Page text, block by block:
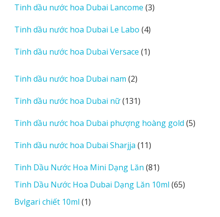
phẩm
Tinh dầu nước hoa Dubai Lancome 33
Tinh dầu nước hoa Dubai Le Labo 44
phẩm
Tinh dầu nước hoa Dubai Versace 11
Tinh dầu nước hoa Dubai nam 22
phẩm
Tinh dầu nước hoa Dubai nữ 131131
phẩm
Tinh dầu nước hoa Dubai phượng hoàng gold 55
Tinh dầu nước hoa Dubai Sharjja 1111
phẩm
Tinh Dầu Nước Hoa Mini Dạng Lăn 8181
sản
phẩm
Tinh Dầu Nước Hoa Dubai Dạng Lăn 10ml 6565
Bvlgari chiết 10ml 11